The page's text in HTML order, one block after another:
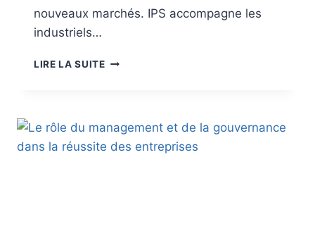
nouveaux marchés. IPS accompagne les
industriels…
LIRE LA SUITE